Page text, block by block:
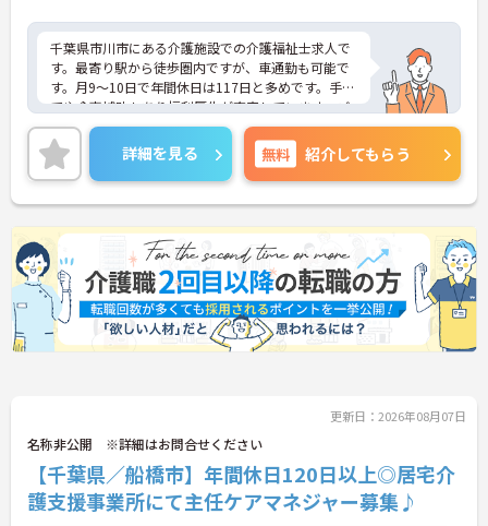
千葉県市川市にある介護施設での介護福祉士求人で
す。最寄り駅から徒歩圏内ですが、車通勤も可能で
す。月9～10日で年間休日は117日と多めです。手当
てや食事補助もあり福利厚生が充実しています。ご
興味のある方はお気軽にお問合せ下さい。
詳細を見る 無料 紹介してもらう
更新日：2026年08月07日
名称非公開 ※詳細はお問合せください
【千葉県／船橋市】年間休日120日以上◎居宅介
護支援事業所にて主任ケアマネジャー募集♪